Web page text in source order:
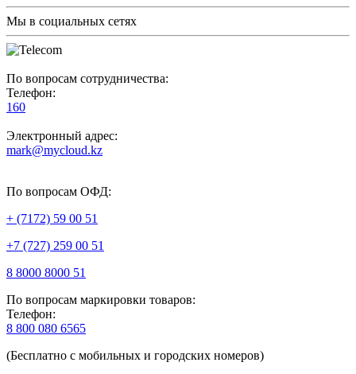
Мы в социальных сетях
По вопросам сотрудничества:
Телефон:
160
Электронный адрес:
mark@mycloud.kz
По вопросам ОФД:
+ (7172) 59 00 51
+7 (727) 259 00 51
8 8000 8000 51
По вопросам маркировки товаров:
Телефон:
8 800 080 6565
(Бесплатно с мобильных и городских номеров)